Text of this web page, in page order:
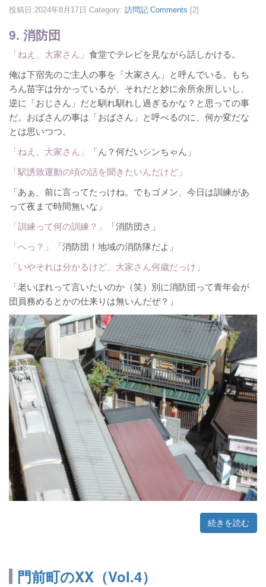
投稿日:2024年8月17日 Category: 訪問記 Comments [2]
9. 消防団
「ねえ、大家さん」 食堂でテレビを見ながら話しかける。
俺は下宿先のご主人の事を「大家さん」と呼んでいる。もち
ろん苗字は分かっているが、それだと妙に余所余所しいし、
逆に「おじさん」だと馴れ馴れし過ぎるかな？と思っての事
だ。おばさんの事は「おばさん」と呼べるのに、何か変だな
とは思いつつ。
「ねえ、大家さん」
「ん？何だいシンちゃん」
「駅誘致運動の頃の話を聞きたいんだけど」
「あぁ、前に言ってたっけね。でもゴメン、今日は訓練があ
って夜まで時間無いな」
「訓練って何の訓練？」
「消防団さ」
「へっ？」
「消防団！地域の消防隊だよ」
「いやそれは分かるけど、大家さん何歳だっけ」
「老いぼれって言いたいのか（笑）別に消防団って青年会が
団員務めるとかの仕来りは無いんだぜ？」
続きを読む
門前町のXX（Vol.4）